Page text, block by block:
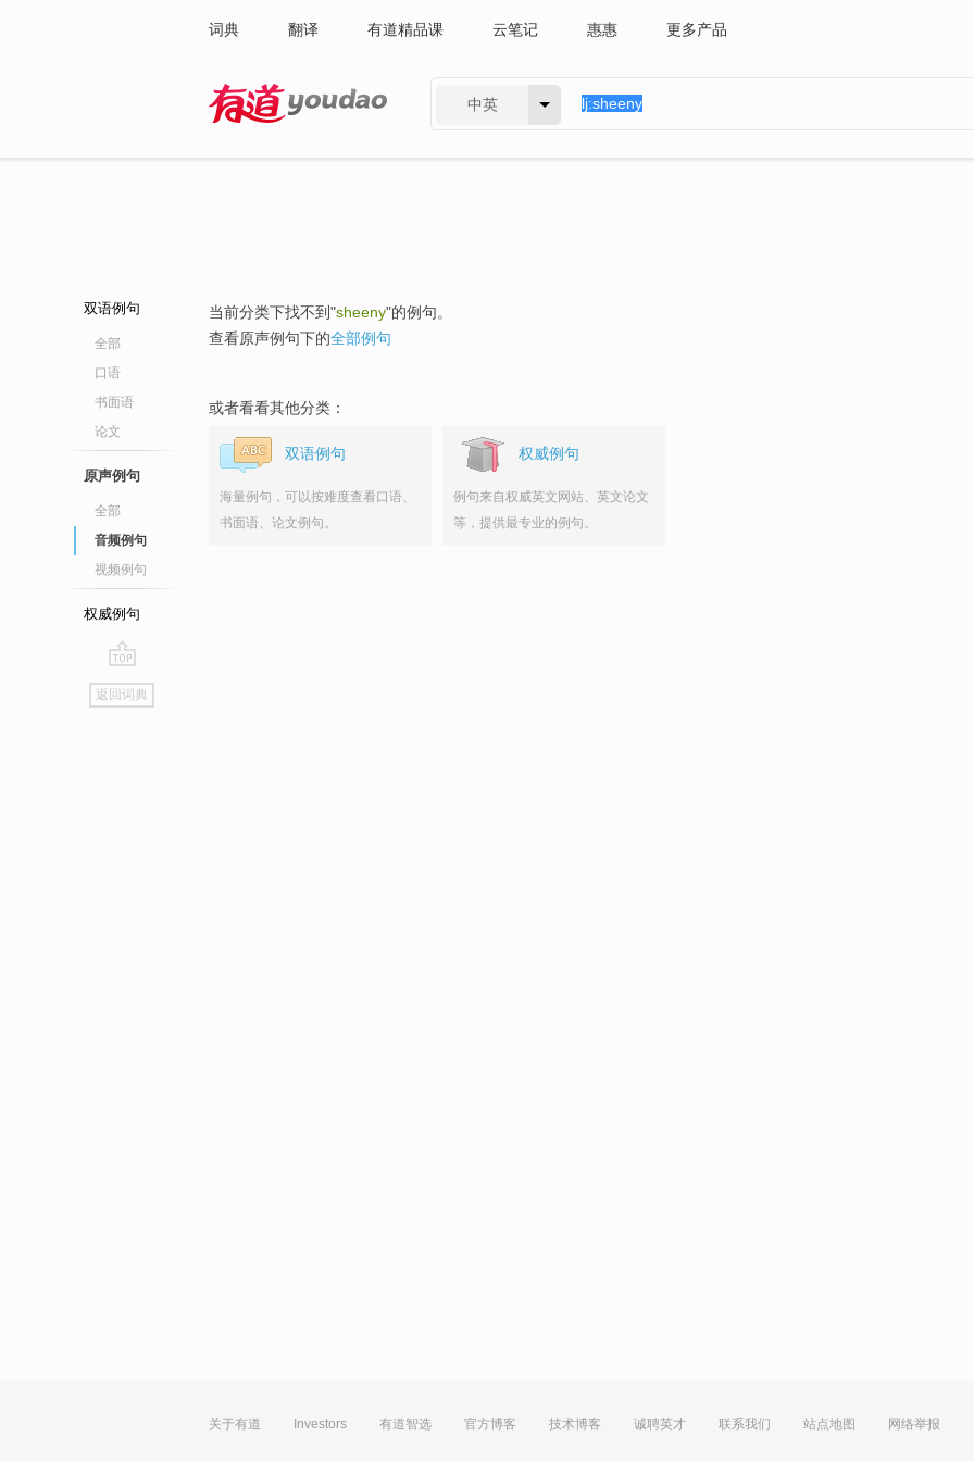
词典 翻译 有道精品课 云笔记 惠惠 更多产品
中英
双语例句
全部
口语
书面语
论文
原声例句
全部
音频例句
视频例句
权威例句
go
top
返回词典
当前分类下找不到"sheeny"的例句。
查看原声例句下的全部例句
或者看看其他分类：
双语例句
海量例句，可以按难度查看口语、
书面语、论文例句。
权威例句
例句来自权威英文网站、英文论文
等，提供最专业的例句。
关于有道 Investors 有道智选 官方博客 技术博客 诚聘英才 联系我们 站点地图 网络举报